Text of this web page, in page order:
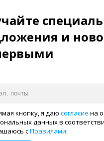
и
кнопку, я даю согласие на
данных в
сПравилами.
Приспособление UMA-81-
25-50 (регулируемое)